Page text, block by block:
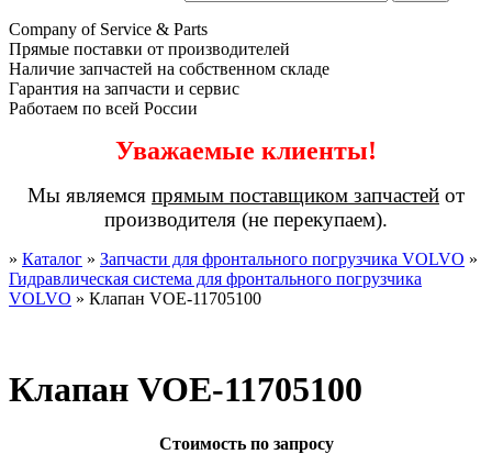
Company of Service & Parts
Прямые поставки от производителей
Наличие запчастей на собственном складе
Гарантия на запчасти и сервис
Работаем по всей России
Уважаемые клиенты!
Мы являемся прямым поставщиком запчастей от
производителя (не перекупаем).
» Каталог » Запчасти для фронтального погрузчика VOLVO »
Гидравлическая система для фронтального погрузчика
VOLVO » Клапан VOE-11705100
Клапан VOE-11705100
Стоимость по запросу